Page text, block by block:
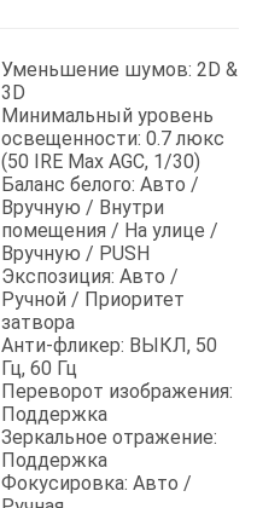
Уменьшение шумов: 2D &
3D
Минимальный уровень
освещенности: 0.7 люкс
(50 IRE Max AGC, 1/30)
Баланс белого: Авто /
Вручную / Внутри
помещения / На улице /
Вручную / PUSH
Экспозиция: Авто /
Ручной / Приоритет
затвора
Анти-фликер: ВЫКЛ, 50
Гц, 60 Гц
Переворот изображения:
Поддержка
Зеркальное отражение:
Поддержка
Фокусировка: Авто /